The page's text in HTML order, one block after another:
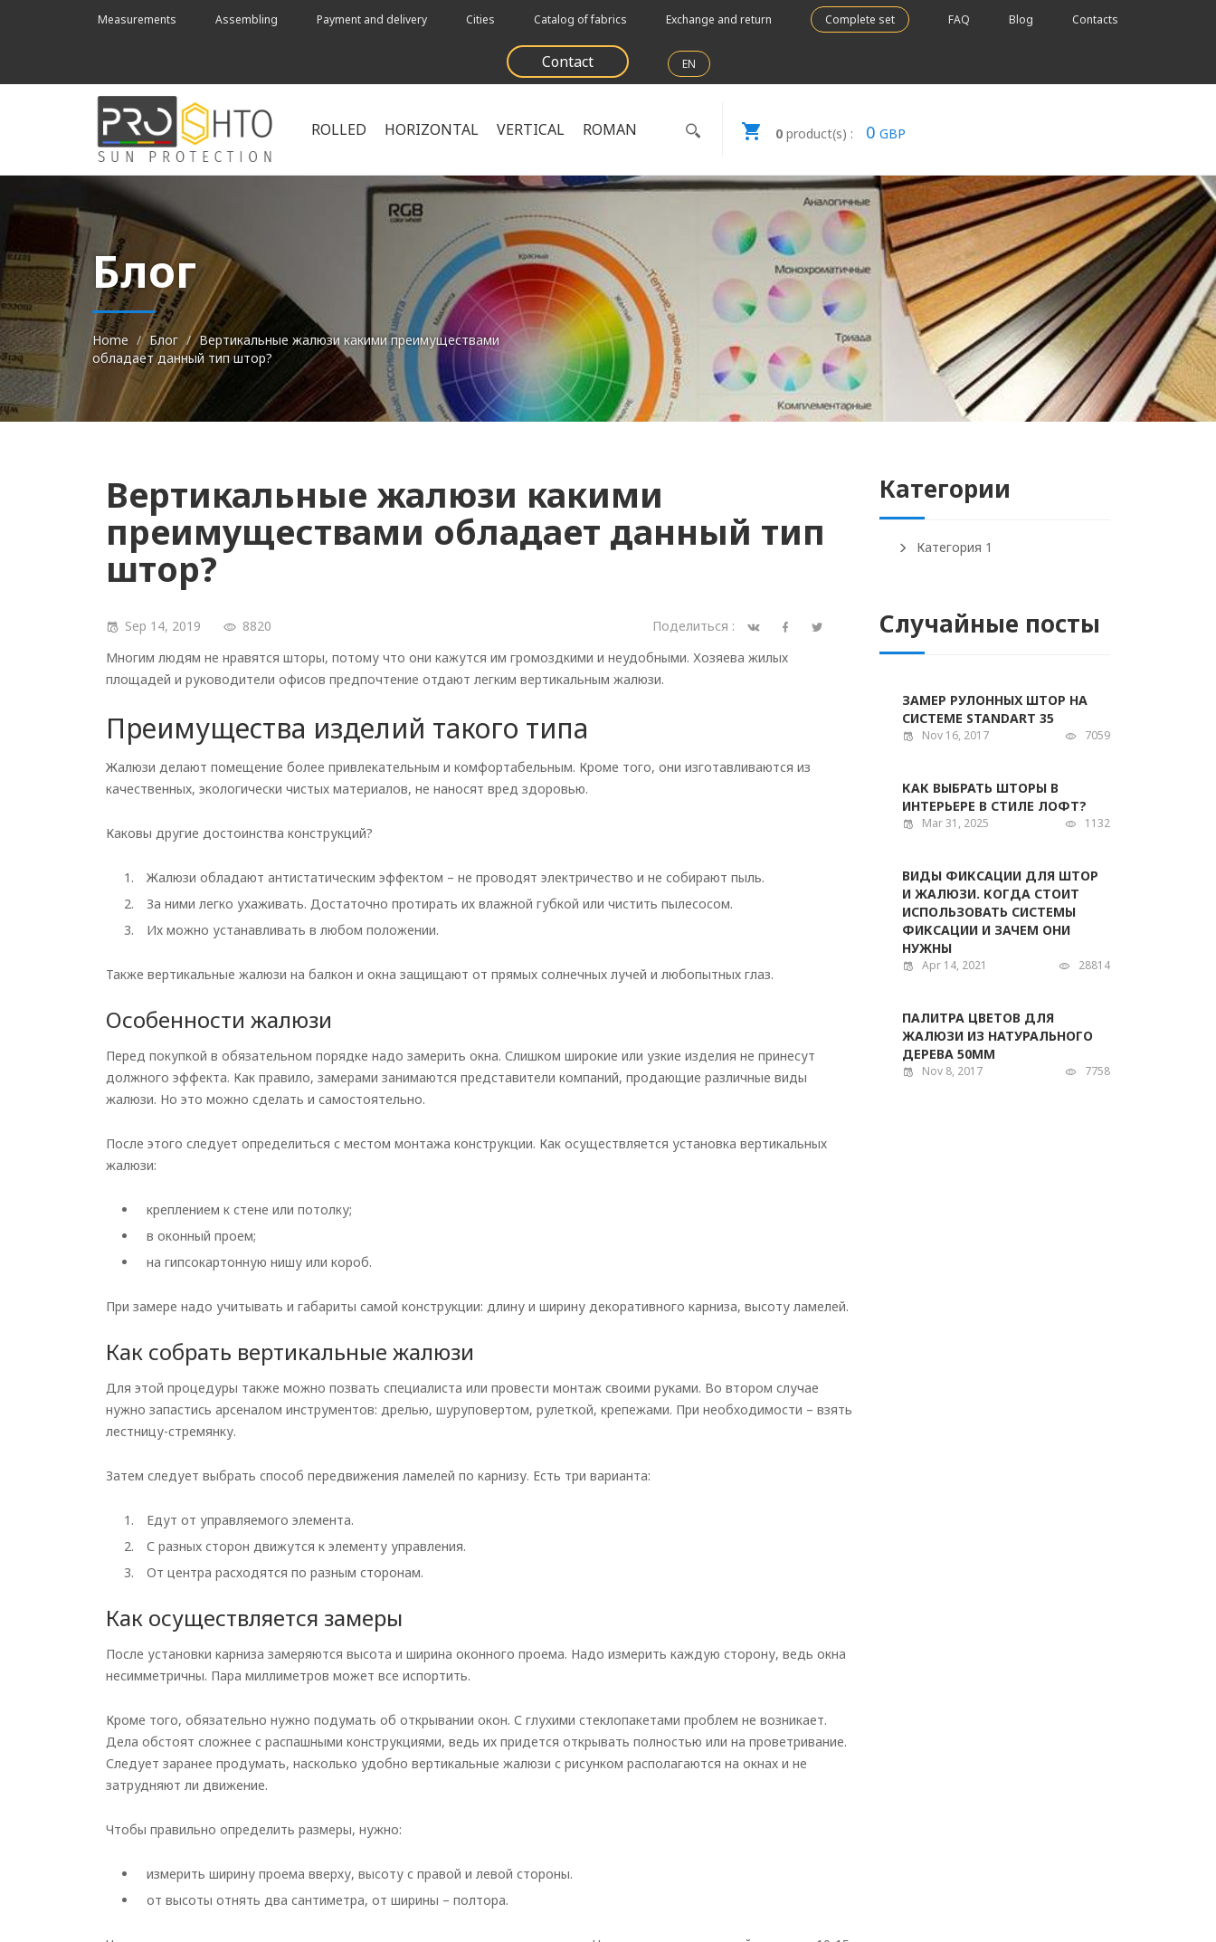
Measurements Assembling Payment and delivery Cities Catalog of fabrics Exchange and return Complete set FAQ Blog Contacts
Contact EN
ROLLED HORIZONTAL VERTICAL ROMAN 0product(s) : 0 GBP
Блог
Home Блог
Вертикальные жалюзи какими преимуществами
обладает данный тип штор?
Вертикальные жалюзи какими
преимуществами обладает данный тип
штор?
Sep 14, 2019 8820
Поделиться :
Многим людям не нравятся шторы, потому что они кажутся им громоздкими и неудобными. Хозяева жилых
площадей и руководители офисов предпочтение отдают легким вертикальным жалюзи.
Преимущества изделий такого типа
Жалюзи делают помещение более привлекательным и комфортабельным. Кроме того, они изготавливаются из
качественных, экологически чистых материалов, не наносят вред здоровью.
Каковы другие достоинства конструкций?
Жалюзи обладают антистатическим эффектом – не проводят электричество и не собирают пыль.
За ними легко ухаживать. Достаточно протирать их влажной губкой или чистить пылесосом.
Их можно устанавливать в любом положении.
Также вертикальные жалюзи на балкон и окна защищают от прямых солнечных лучей и любопытных глаз.
Особенности жалюзи
Перед покупкой в обязательном порядке надо замерить окна. Слишком широкие или узкие изделия не принесут
должного эффекта. Как правило, замерами занимаются представители компаний, продающие различные виды
жалюзи. Но это можно сделать и самостоятельно.
После этого следует определиться с местом монтажа конструкции. Как осуществляется установка вертикальных
жалюзи:
креплением к стене или потолку;
в оконный проем;
на гипсокартонную нишу или короб.
При замере надо учитывать и габариты самой конструкции: длину и ширину декоративного карниза, высоту ламелей.
Как собрать вертикальные жалюзи
Для этой процедуры также можно позвать специалиста или провести монтаж своими руками. Во втором случае
нужно запастись арсеналом инструментов: дрелью, шуруповертом, рулеткой, крепежами. При необходимости – взять
лестницу-стремянку.
Затем следует выбрать способ передвижения ламелей по карнизу. Есть три варианта:
Едут от управляемого элемента.
С разных сторон движутся к элементу управления.
От центра расходятся по разным сторонам.
Как осуществляется замеры
После установки карниза замеряются высота и ширина оконного проема. Надо измерить каждую сторону, ведь окна
несимметричны. Пара миллиметров может все испортить.
Кроме того, обязательно нужно подумать об открывании окон. С глухими стеклопакетами проблем не возникает.
Дела обстоят сложнее с распашными конструкциями, ведь их придется открывать полностью или на проветривание.
Следует заранее продумать, насколько удобно вертикальные жалюзи с рисунком располагаются на окнах и не
затрудняют ли движение.
Чтобы правильно определить размеры, нужно:
измерить ширину проема вверху, высоту с правой и левой стороны.
от высоты отнять два сантиметра, от ширины – полтора.
Категории
Категория 1
Случайные посты
ЗАМЕР РУЛОННЫХ ШТОР НА
СИСТЕМЕ STANDART 35
Nov 16, 2017 7059
КАК ВЫБРАТЬ ШТОРЫ В
ИНТЕРЬЕРЕ В СТИЛЕ ЛОФТ?
Mar 31, 2025 1132
ВИДЫ ФИКСАЦИИ ДЛЯ ШТОР
И ЖАЛЮЗИ. КОГДА СТОИТ
ИСПОЛЬЗОВАТЬ СИСТЕМЫ
ФИКСАЦИИ И ЗАЧЕМ ОНИ
НУЖНЫ
Apr 14, 2021 28814
ПАЛИТРА ЦВЕТОВ ДЛЯ
ЖАЛЮЗИ ИЗ НАТУРАЛЬНОГО
ДЕРЕВА 50ММ
Nov 8, 2017 7758